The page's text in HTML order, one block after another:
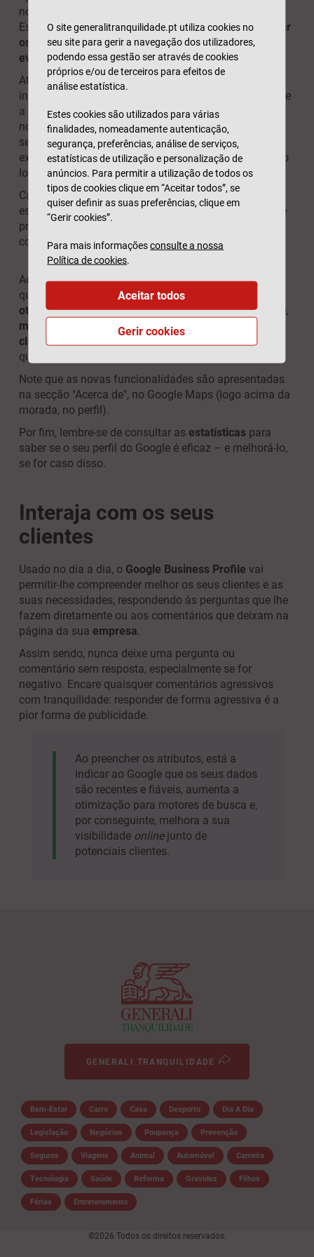
novidades utilizando a
Estas publicações permitem-lhe, por exemplo,informar
os seus clientes sobre promoções especiais ou
eventos.
Atualize o seuperfil do Google
informações novas ou alterações importantes. Durante
a crise pandémica, o Google Business Profile ofereceu
novas funcionalidades para apoiar as empresas e os
seus clientes. Novos atributos para indicar, por
exemplo, conformidade com as medidas de prevenção
locais relacionadas com a Covid-19.
Caso seja necessário novamente, não hesite em
especificar como respeita essas medidas (barreiras de
proteção nas caixas, desinfeção das superfícies,
controlo da temperatura dos funcionários, etc.).
Ao preencher os atributos, está a indicar ao Google
que os seus dados são recentes e fiáveis,
otimização para motores de buscae, por conseguinte,
melhora a sua visibilidadeonline
clientes. Se estes estiverem à procura de um negócio
que cumpra as regras, podem verificá-lo
Note que as novas funcionalidades são apresentadas
na secção "Acerca de", no Google Maps (logo acima da
morada, no perfil).
Por fim, lembre-se de consultar as estatísticas para
saber se o seu perfil do Google é eficaz – e melhorá-lo,
se for caso disso.
Interaja com os seus
clientes
Usado no dia a dia, o Google Business Profile vai
permitir-lhe compreender melhor os seus clientes e as
suas necessidades, respondendo às perguntas que lhe
fazem diretamente ou aos comentários que deixam na
página da sua empresa.
Assim sendo, nunca deixe uma pergunta ou
comentário sem resposta, especialmente se for
negativo. Encare quaisquer comentários agressivos
com tranquilidade: responder de forma agressiva é a
pior forma de publicidade.
Ao preencher os atributos, está a
indicar ao Google que os seus dados
são recentes e fiáveis, aumenta a
otimização para motores de busca e,
por conseguinte, melhora a sua
visibilidade onlinejunto de
potenciais clientes.
GENERALI TRANQUILIDADE
Bem-Estar Carro Casa Desporto Dia A Dia
Legislação Negócios Poupança Prevenção
Seguros Viagens Animal Automóvel Carreira
Tecnologia Saúde Reforma Gravidez Filhos
Férias Entretenimento
©2026 Todos os direitos reservados.
O site generalitranquilidade.pt utiliza cookies no
seu site para gerir a navegação dos utilizadores,
podendo essa gestão ser através de cookies
próprios e/ou de terceiros para efeitos de
análise estatística.
Estes cookies são utilizados para várias
finalidades, nomeadamente autenticação,
segurança, preferências, análise de serviços,
estatísticas de utilização e personalização de
anúncios. Para permitir a utilização de todos os
tipos de cookies clique em “Aceitar todos”, se
quiser definir as suas preferências, clique em
“Gerir cookies”.
Para mais informaçõesconsulte a nossa
Política de cookies.
Gerir cookies
Aceitar todos